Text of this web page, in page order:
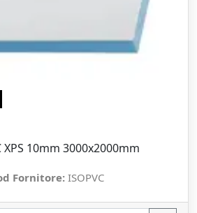
XPS 10mm 3000x2000mm
Fornitore: ISOPVC